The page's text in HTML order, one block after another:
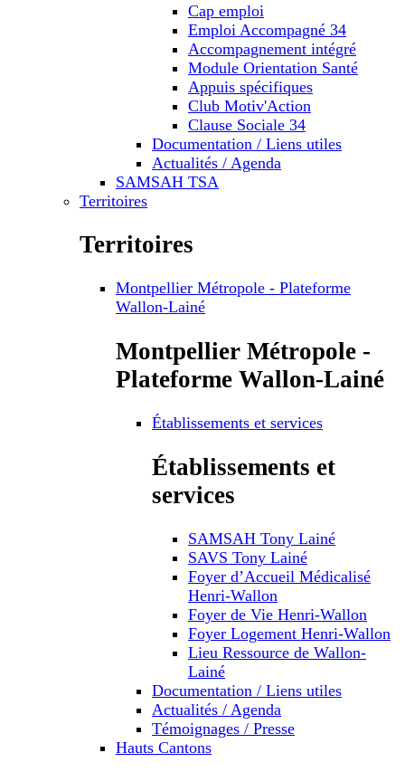
Cap emploi
Emploi Accompagné 34
Accompagnement intégré
Module Orientation Santé
Appuis spécifiques
Club Motiv'Action
Clause Sociale 34
Documentation / Liens utiles
Actualités / Agenda
SAMSAH TSA
Territoires
Territoires
Montpellier Métropole - Plateforme
Wallon-Lainé
Montpellier Métropole -
Plateforme Wallon-Lainé
Établissements et services
Établissements et
services
SAMSAH Tony Lainé
SAVS Tony Lainé
Foyer d’Accueil Médicalisé
Henri-Wallon
Foyer de Vie Henri-Wallon
Foyer Logement Henri-Wallon
Lieu Ressource de Wallon-
Lainé
Documentation / Liens utiles
Actualités / Agenda
Témoignages / Presse
Hauts Cantons